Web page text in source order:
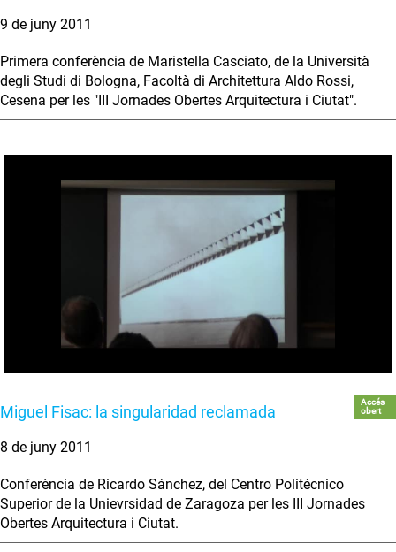
9 de juny 2011
Primera conferència de Maristella Casciato, de la Università
degli Studi di Bologna, Facoltà di Architettura Aldo Rossi,
Cesena per les "III Jornades Obertes Arquitectura i Ciutat".
Miguel Fisac: la singularidad reclamada
Accés
obert
8 de juny 2011
Conferència de Ricardo Sánchez, del Centro Politécnico
Superior de la Unievrsidad de Zaragoza per les III Jornades
Obertes Arquitectura i Ciutat.